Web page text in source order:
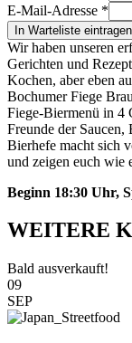
E-Mail-Adresse *
In Warteliste eintragen
Wir haben unseren
Gerichten und
Kochen, aber eben
Bochumer Fiege
Fiege-Biermenü in 4
Freunde der Saucen,
Bierhefe macht sich
und zeigen euch wie
Beginn 18:30 Uhr,
WEITERE
Bald ausverkauft!
09
SEP